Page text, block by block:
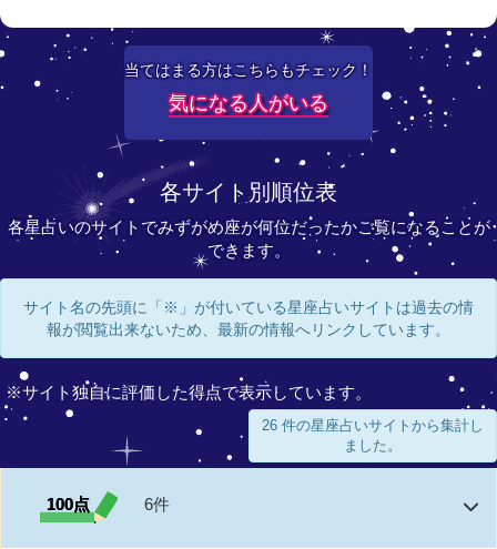
当てはまる方はこちらもチェック！
気になる人がいる
各サイト別順位表
各星占いのサイトでみずがめ座が何位だったかご覧になることが
できます。
サイト名の先頭に「※」が付いている星座占いサイトは過去の情
報が閲覧出来ないため、最新の情報へリンクしています。
※サイト独自に評価した得点で表示しています。
26 件の星座占いサイトから集計し
ました。
100点 6件